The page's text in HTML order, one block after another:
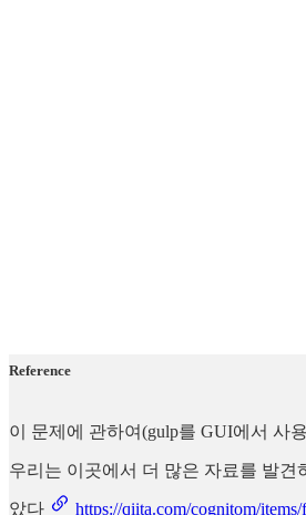
Reference
이 문제에 관하여(gulp를 GUI에서 사
우리는 이곳에서 더 많은 자료를 발견
았다 https://qiita.com/cognitom/